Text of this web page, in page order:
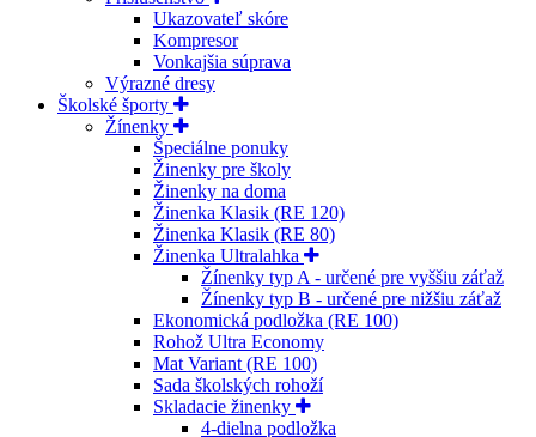
Ukazovateľ skóre
Kompresor
Vonkajšia súprava
Výrazné dresy
Školské športy
Žínenky
Špeciálne ponuky
Žinenky pre školy
Žinenky na doma
Žinenka Klasik (RE 120)
Žinenka Klasik (RE 80)
Žinenka Ultralahka
Žínenky typ A - určené pre vyššiu záťaž
Žínenky typ B - určené pre nižšiu záťaž
Ekonomická podložka (RE 100)
Rohož Ultra Economy
Mat Variant (RE 100)
Sada školských rohoží
Skladacie žinenky
4-dielna podložka